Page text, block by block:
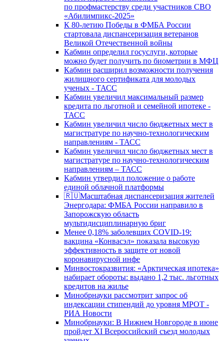
по профмастерству среди участников СВО
«Абилимпикс-2025»
К 80-летию Победы в ФМБА России
стартовала диспансеризация ветеранов
Великой Отечественной войны
Кабмин определил госуслуги, которые
можно будет получить по биометрии в МФЦ
Кабмин расширил возможности получения
жилищного сертификата для молодых
ученых - ТАСС
Кабмин увеличил максимальный размер
кредита по льготной и семейной ипотеке -
ТАСС
Кабмин увеличил число бюджетных мест в
магистратуре по научно-технологическим
направлениям - ТАСС
Кабмин увеличил число бюджетных мест в
магистратуре по научно-технологическим
направлениям – ТАСС
Кабмин утвердил положение о работе
единой облачной платформы
🇷🇺Масштабная диспансеризация жителей
Энергодара: ФМБА России направило в
Запорожскую область
мультидисциплинарную бриг
Менее 0,18% заболевших COVID-19:
вакцина «Конвасэл» показала высокую
эффективность в защите от новой
коронавирусной инфе
Минвостокразвития: «Арктическая ипотека»
набирает обороты: выдано 1,2 тыс. льготных
кредитов на жилье
Минобрнауки рассмотрит запрос об
индексации стипендий до уровня МРОТ -
РИА Новости
Минобрнауки: В Нижнем Новгороде в июне
пройдет XI Всероссийский съезд молодых